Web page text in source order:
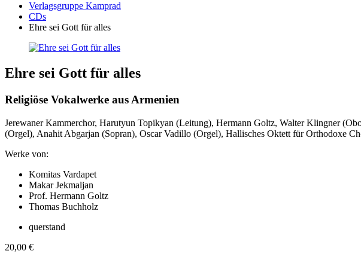
Verlagsgruppe Kamprad
CDs
Ehre sei Gott für alles
Ehre sei Gott für alles
Religiöse Vokalwerke aus Armenien
Jerewaner Kammerchor, Harutyun Topikyan (Leitung), Hermann Goltz, Walter Klingner
(Orgel), Anahit Abgarjan (Sopran), Oscar Vadillo (Orgel), Hallisches Oktett für Orthodoxe
Werke von:
Komitas Vardapet
Makar Jekmaljan
Prof. Hermann Goltz
Thomas Buchholz
querstand
20,00 €